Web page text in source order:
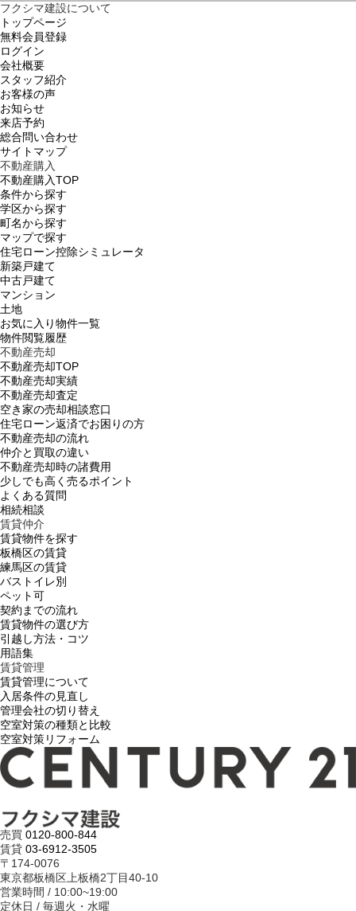
フクシマ建設について
トップページ
無料会員登録
ログイン
会社概要
スタッフ紹介
お客様の声
お知らせ
来店予約
総合問い合わせ
サイトマップ
不動産購入
不動産購入TOP
条件から探す
学区から探す
町名から探す
マップで探す
住宅ローン控除シミュレータ
新築戸建て
中古戸建て
マンション
土地
お気に入り物件一覧
物件閲覧履歴
不動産売却
不動産売却TOP
不動産売却実績
不動産売却査定
空き家の売却相談窓口
住宅ローン返済でお困りの方
不動産売却の流れ
仲介と買取の違い
不動産売却時の諸費用
少しでも高く売るポイント
よくある質問
相続相談
賃貸仲介
賃貸物件を探す
板橋区の賃貸
練馬区の賃貸
バストイレ別
ペット可
契約までの流れ
賃貸物件の選び方
引越し方法・コツ
用語集
賃貸管理
賃貸管理について
入居条件の見直し
管理会社の切り替え
空室対策の種類と比較
空室対策リフォーム
売買 0120-800-844
賃貸 03-6912-3505
〒174-0076
東京都板橋区上板橋2丁目40-10
営業時間 / 10:00~19:00
定休日 / 毎週火・水曜